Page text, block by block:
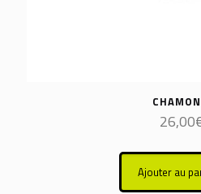
26,00
Ajouter au